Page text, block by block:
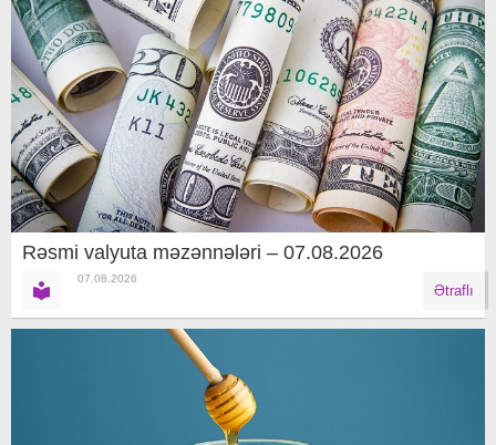
Rəsmi valyuta məzənnələri – 07.08.2026
07.08.2026
Ətraflı